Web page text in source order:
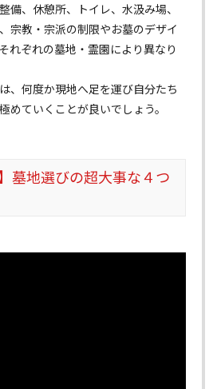
備、休憩所、トイレ、水汲み場、
宗教・宗派の制限やお墓のデザイ
れぞれの墓地・霊園により異なり
、何度か現地へ足を運び自分たち
めていくことが良いでしょう。
墓地選びの超大事な４つ